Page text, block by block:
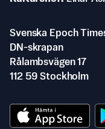
Svenska Epoch
DN-skrapan
Rålambsvägen 17
112 59 Stockholm